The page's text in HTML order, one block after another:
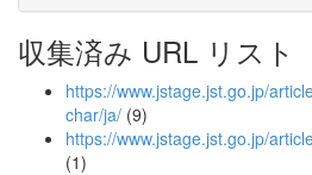
収集済み URL リスト
https://www.jstage.jst.go.jp/
char/ja/ (9)
https://www.jstage.jst.go.jp/
(1)